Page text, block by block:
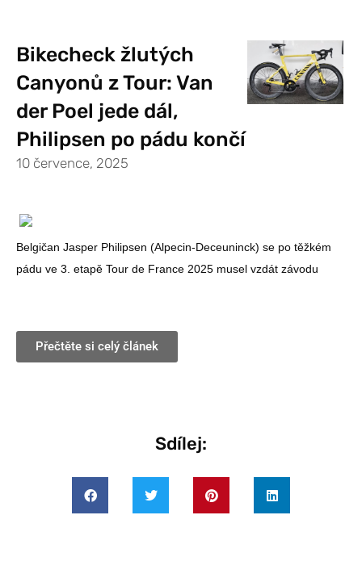
Bikecheck žlutých
Canyonů z Tour: Van
der Poel jede dál,
Philipsen po pádu končí
10 července, 2025
Belgičan Jasper Philipsen (Alpecin-Deceuninck) se po těžkém
pádu ve 3. etapě Tour de France 2025 musel vzdát závodu
Přečtěte si celý článek
Sdílej: